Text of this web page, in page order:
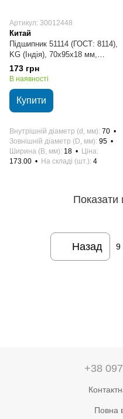
Артикул: 30012448
Китай
Підшипник 51114 (ГОСТ: 8114),
KG (Індія), 70х95х18 мм,
кульковий упорний
173 грн
В наявності
Купити
Внутрішній діаметр (d, мм) 70
Зовнішній діаметр (D, мм) 95
Ширина (B, мм) 18
Ціна
173.00
На складі (шт.) 4
Показати
Назад 9
+38
Повна